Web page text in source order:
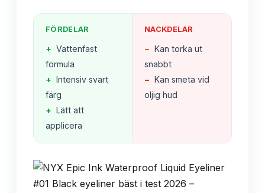
FÖRDELAR
+ Vattenfast
formula
+ Intensiv svart
färg
+ Lätt att
applicera
NACKDELAR
− Kan torka ut
snabbt
− Kan smeta vid
oljig hud